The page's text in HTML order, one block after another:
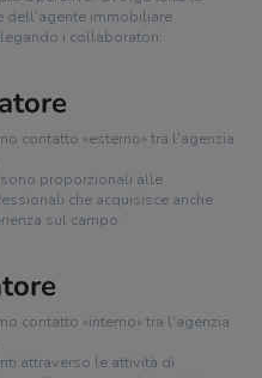
dell'agente immobiliare
i collaboratori.
contatto «esterno» tra l'agenzia
proporzionali alle
che acquisisce anche
sul campo.
contatto «interno» tra l'agenzia
attraverso le attività di